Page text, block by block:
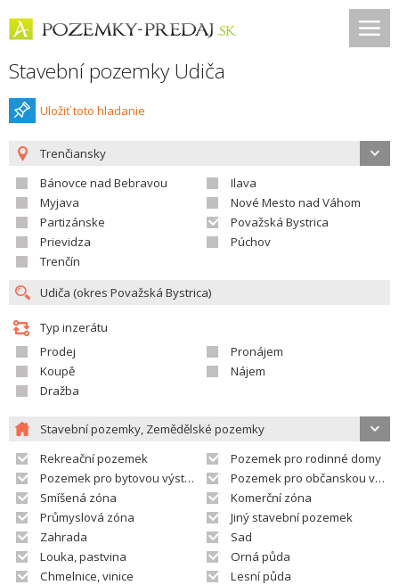
Stavební pozemky Udiča
Uložiť toto hladanie
Trenčiansky
Bánovce nad Bebravou
Ilava
Myjava
Nové Mesto nad Váhom
Partizánske
Považská Bystrica
Prievidza
Púchov
Trenčín
Typ inzerátu
Prodej
Pronájem
Koupě
Nájem
Dražba
Stavební pozemky, Zemědělské pozemky
Rekreační pozemek
Pozemek pro rodinné domy
Pozemek pro bytovou výstavbu
Pozemek pro občanskou vybavenost
Smíšená zóna
Komerční zóna
Průmyslová zóna
Jiný stavební pozemek
Zahrada
Sad
Louka, pastvina
Orná půda
Chmelnice, vinice
Lesní půda